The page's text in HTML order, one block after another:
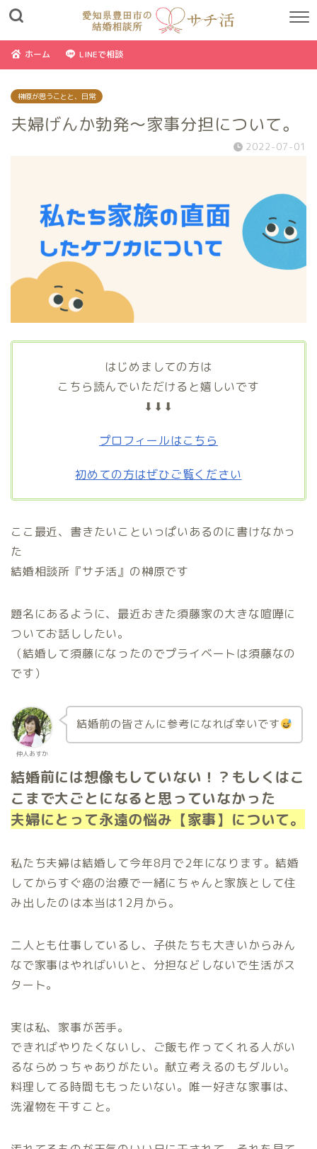
ホーム LINEで相談
榊原が思うことと、日常
夫婦げんか勃発〜家事分担について。
2022-07-01
はじめましての方は
こちら読んでいただけると嬉しいです
⬇⬇⬇
プロフィールはこちら
初めての方はぜひご覧ください
ここ最近、書きたいこといっぱいあるのに書けなかっ
た
結婚相談所『サチ活』の榊原です
題名にあるように、最近おきた須藤家の大きな喧嘩に
ついてお話ししたい。
（結婚して須藤になったのでプライベートは須藤なの
です）
仲人あすか
結婚前の皆さんに参考になれば幸いです
結婚前には想像もしていない！？もしくはこ
こまで大ごとになると思っていなかった
夫婦にとって永遠の悩み【家事】について。
私たち夫婦は結婚して今年8月で2年になります。結婚
してからすぐ癌の治療で一緒にちゃんと家族として住
み出したのは本当は12月から。
二人とも仕事しているし、子供たちも大きいからみん
なで家事はやればいいと、分担などしないで生活がス
タート。
実は私、家事が苦手。
できればやりたくないし、ご飯も作ってくれる人がい
るならめっちゃありがたい。献立考えるのもダルい。
料理してる時間ももったいない。唯一好きな家事は、
洗濯物を干すこと。